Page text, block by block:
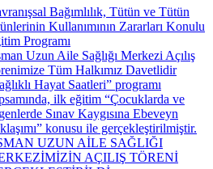
Bağımlılık, Tütün ve Tütün
Kullanımının Zararları Konulu
Programı
Uzun Aile Sağlığı Merkezi Açılış
Tüm Halkımız Davetlidir
Hayat Saatleri” programı
ilk eğitim “Çocuklarda ve
Sınav Kaygısına Ebeveyn
konusu ile gerçekleştirilmiştir.
UZUN AİLE SAĞLIĞI
AÇILIŞ TÖRENİ